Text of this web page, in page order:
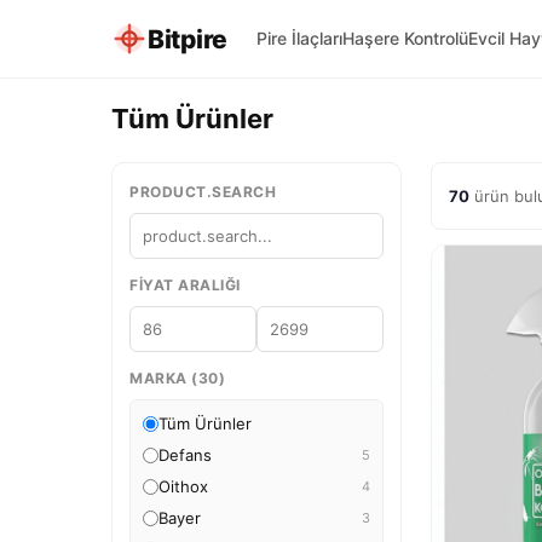
Bitpire Pire İlaçlarıHaşere KontrolüEvcil
Tüm Ürünler
PRODUCT.SEARCH
FIYAT ARALIĞI
MARKA (30)
Tüm Ürünler
Defans
5
Oithox 4
Bayer 3
70 ürün